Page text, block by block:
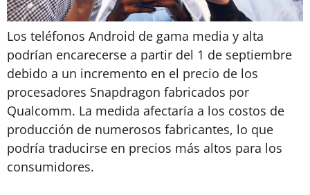
Los teléfonos Android de gama media y alta
podrían encarecerse a partir del 1 de septiembre
debido a un incremento en el precio de los
procesadores Snapdragon fabricados por
Qualcomm. La medida afectaría a los costos de
producción de numerosos fabricantes, lo que
podría traducirse en precios más altos para los
consumidores.